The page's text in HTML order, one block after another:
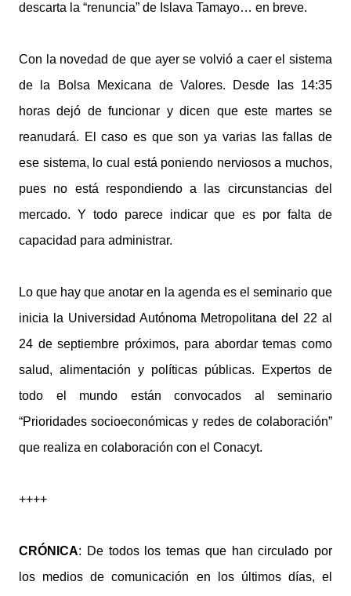
descarta la “renuncia” de Islava Tamayo… en breve.
Con la novedad de que ayer se volvió a caer el sistema
de la Bolsa Mexicana de Valores. Desde las 14:35
horas dejó de funcionar y dicen que este martes se
reanudará. El caso es que son ya varias las fallas de
ese sistema, lo cual está poniendo nerviosos a muchos,
pues no está respondiendo a las circunstancias del
mercado. Y todo parece indicar que es por falta de
capacidad para administrar.
Lo que hay que anotar en la agenda es el seminario que
inicia la Universidad Autónoma Metropolitana del 22 al
24 de septiembre próximos, para abordar temas como
salud, alimentación y políticas públicas. Expertos de
todo el mundo están convocados al seminario
“Prioridades socioeconómicas y redes de colaboración”
que realiza en colaboración con el Conacyt.
++++
CRÓNICA: De todos los temas que han circulado por
los medios de comunicación en los últimos días, el